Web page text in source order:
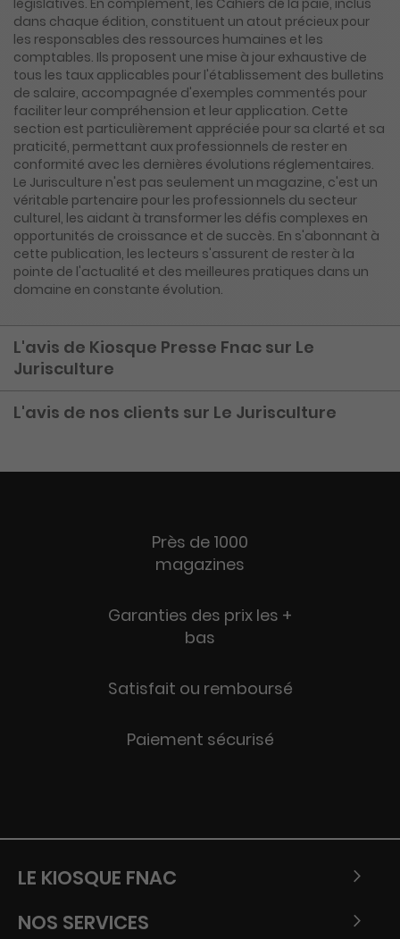
législatives. En complément, les Cahiers de la paie, inclus
dans chaque édition, constituent un atout précieux pour
les responsables des ressources humaines et les
comptables. Ils proposent une mise à jour exhaustive de
tous les taux applicables pour l'établissement des bulletins
de salaire, accompagnée d'exemples commentés pour
faciliter leur compréhension et leur application. Cette
section est particulièrement appréciée pour sa clarté et sa
praticité, permettant aux professionnels de rester en
conformité avec les dernières évolutions réglementaires.
Le Jurisculture n'est pas seulement un magazine, c'est un
véritable partenaire pour les professionnels du secteur
culturel, les aidant à transformer les défis complexes en
opportunités de croissance et de succès. En s'abonnant à
cette publication, les lecteurs s'assurent de rester à la
pointe de l'actualité et des meilleures pratiques dans un
domaine en constante évolution.
L'avis de Kiosque Presse Fnac sur Le
Jurisculture
L'avis de nos clients sur Le Jurisculture
Près de 1000
magazines
Garanties des prix les +
bas
Satisfait ou remboursé
Paiement sécurisé
LE KIOSQUE FNAC
NOS SERVICES